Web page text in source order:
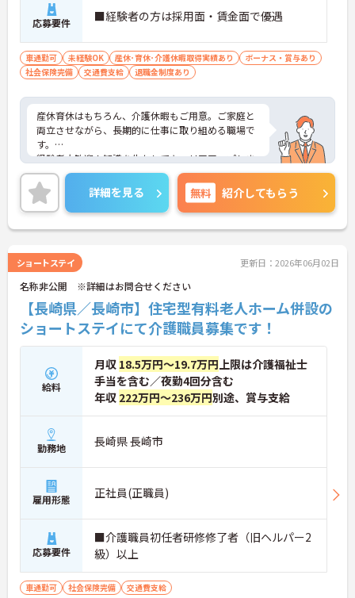
応募要件 ■経験者の方は採用面・賃金面で優遇
車通勤可 未経験OK 産休･育休･介護休暇取得実績あり
ボーナス・賞与あり
社会保険完備
交通費支給 退職金制度あり
産休育休はもちろん、介護休暇もご用意。ご家庭と
両立させながら、長期的に仕事に取り組める職場で
す。
経験者大歓迎！知識を生かしてキャリアアップしま
せんか？
ご興味ある方には、面接対策ポイントなど、さらに
詳細をお話しいたしますのでお気軽にご相談くださ
い。
詳細を見る 無料 紹介してもらう
ショートステイ 更新日：2026年06月02日
名称非公開 ※詳細はお問合せください
【長崎県／長崎市】住宅型有料老人ホーム併設の
ショートステイにて介護職員募集です！
給料
月収 18.5万円～19.7万円上限は介護福祉士
手当を含む／夜勤4回分含む
年収 222万円～236万円別途、賞与支給
勤務地 長崎県 長崎市
雇用形態 正社員(正職員)
応募要件
■介護職員初任者研修修了者（旧ヘルパー2
級）以上
車通勤可 社会保険完備 交通費支給